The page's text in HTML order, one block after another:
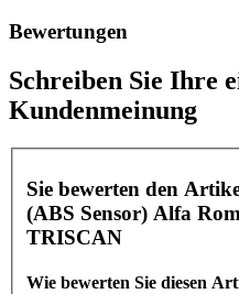
Bewertungen
Schreiben Sie Ihre
Kundenmeinung
Sie bewerten den
(ABS Sensor) Alfa
TRISCAN
Wie bewerten Sie diesen